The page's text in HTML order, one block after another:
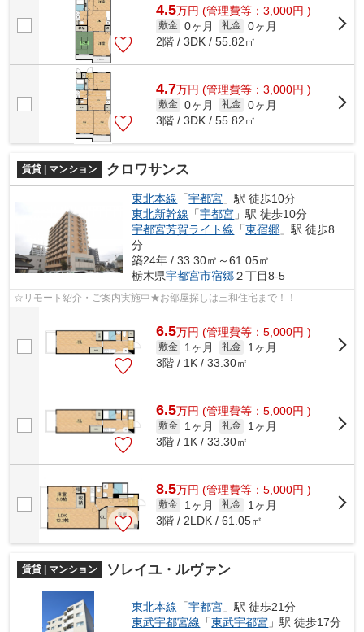
4.5万円 (管理費等：3,000円 )
敷金 0ヶ月 礼金 0ヶ月
2階 / 3DK / 55.82㎡
4.7万円 (管理費等：3,000円 )
敷金 0ヶ月 礼金 0ヶ月
3階 / 3DK / 55.82㎡
賃貸 | マンション クロワサンス
東北本線 「宇都宮 」駅 徒歩10分
東北新幹線 「宇都宮 」駅 徒歩10分
宇都宮芳賀ライト線 「東宿郷 」駅 徒歩8
分
築24年 / 33.30㎡～61.05㎡
栃木県宇都宮市宿郷２丁目8-5
☆リモート紹介・ご案内実施中★お部屋探しは三和住宅まで！！
6.5万円 (管理費等：5,000円 )
敷金 1ヶ月 礼金
1ヶ月
3階 / 1K / 33.30㎡
6.5万円 (管理費等：5,000円 )
敷金 1ヶ月 礼金
1ヶ月
3階 / 1K / 33.30㎡
8.5万円 (管理費等：5,000円 )
敷金 1ヶ月 礼金
1ヶ月
3階 / 2LDK / 61.05㎡
賃貸 | マンション ソレイユ・ルヴァン
東北本線 「宇都宮 」駅 徒歩21分
東武宇都宮線 「東武宇都宮 」駅 徒歩17分